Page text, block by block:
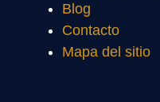
Blog
Contacto
Mapa del sitio